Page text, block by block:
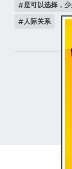
是可以选择，
人际关系